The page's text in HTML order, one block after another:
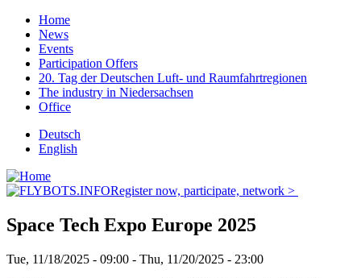
Skip
main
content
Main
Navigation
Home
News
Events
Participation Offers
20. Tag der Deutschen Luft- und Raumfahrtregionen
The industry in Niedersachsen
Office
Deutsch
English
Register now, participate, network >
Space Tech Expo Europe 2025
Tue, 11/18/2025 - 09:00 - Thu, 11/20/2025 - 23:00